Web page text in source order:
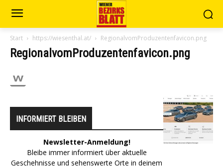
Start https://wiesenthal.at/ RegionalvomProduzentenfavicon.png
RegionalvomProduzentenfavicon.png
INFORMIERT BLEIBEN
Newsletter-Anmeldung!
Bleibe immer informiert über aktuelle
Geschehnisse und sehenswerte Orte in deinem